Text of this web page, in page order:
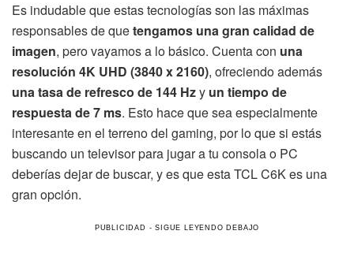
Es indudable que estas tecnologías son las máximas
responsables de quetengamos una gran calidad de
imagen, pero vayamos a lo básico. Cuenta con una
resolución 4K UHD (3840 x 2160), ofreciendo además
una tasa de refresco de 144 Hzy un tiempo de
respuesta de 7 ms. Esto hace que sea especialmente
interesante en el terreno del gaming, por lo que si estás
buscando un televisor para jugar a tu consola o PC
deberías dejar de buscar, y es que esta TCL C6K es una
gran opción.